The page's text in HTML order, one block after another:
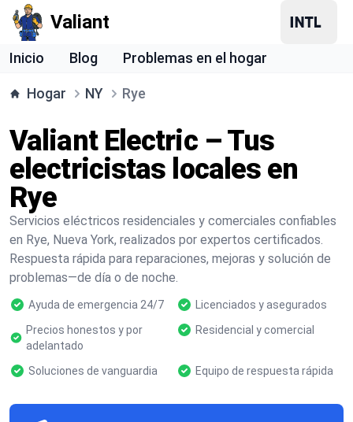
Valiant
Inicio Blog Problemas en el hogar
Hogar NY Rye
Valiant Electric – Tus
electricistas locales en
Rye
Servicios eléctricos residenciales y comerciales confiables
en Rye, Nueva York, realizados por expertos certificados.
Respuesta rápida para reparaciones, mejoras y solución de
problemas—de día o de noche.
Ayuda de emergencia 24/7
Licenciados y asegurados
Precios honestos y por
adelantado
Residencial y comercial
Soluciones de vanguardia Equipo de respuesta rápida